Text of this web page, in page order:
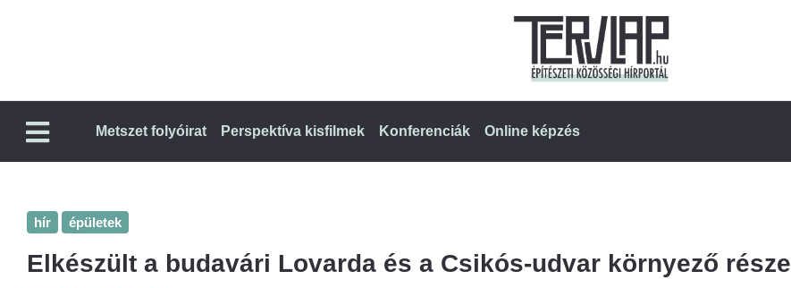
Metszet folyóirat Perspektíva kisfilmek Konferenciák Online képzés
hír épületek
Elkészült a budavári Lovarda és a Csikós-udvar környező része